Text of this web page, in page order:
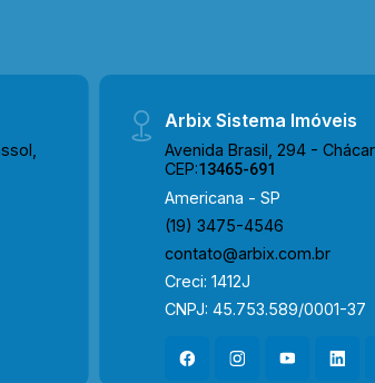
Arbix Sistema Imóveis
Avenida Brasil, 294 -
CEP:13465-691
Americana - SP
(19) 3475-4546
contato@arbix.com.br
Creci: 1412J
CNPJ: 45.753.589/0001-37